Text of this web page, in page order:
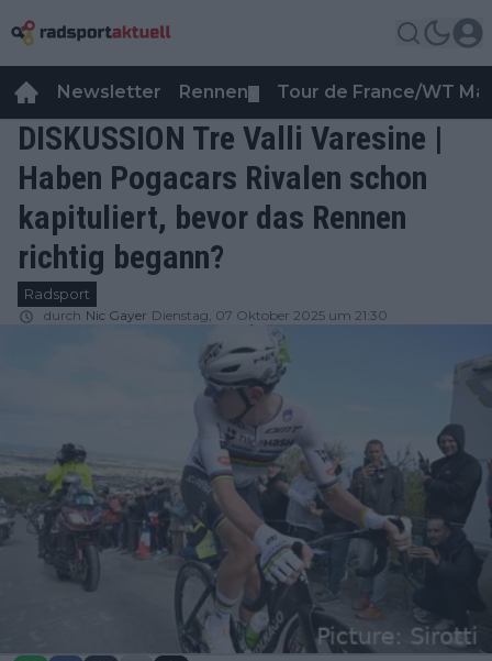
Newsletter Rennen Tour de France/WT
DISKUSSION Tre Valli Varesine |
Haben Pogacars Rivalen schon
kapituliert, bevor das Rennen
richtig begann?
Radsport
durch Nic Gayer Dienstag, 07 Oktober 2025 um 21:30